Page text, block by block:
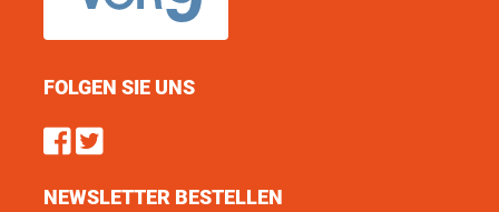
FOLGEN SIE UNS
Find us on Facebook
Follow us on Twitter
NEWSLETTER BESTELLEN